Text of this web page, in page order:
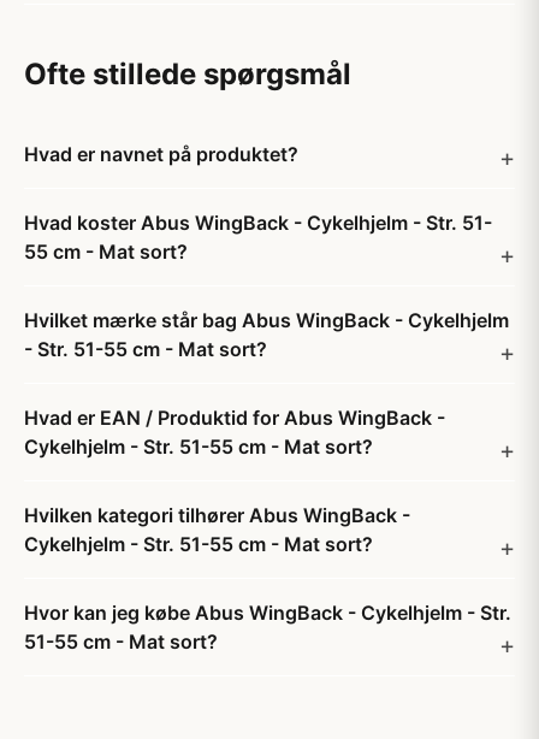
Ofte stillede spørgsmål
Hvad er navnet på produktet?
Hvad koster Abus WingBack - Cykelhjelm - Str. 51-
55 cm - Mat sort?
Hvilket mærke står bag Abus WingBack - Cykelhjelm
- Str. 51-55 cm - Mat sort?
Hvad er EAN / Produktid for Abus WingBack -
Cykelhjelm - Str. 51-55 cm - Mat sort?
Hvilken kategori tilhører Abus WingBack -
Cykelhjelm - Str. 51-55 cm - Mat sort?
Hvor kan jeg købe Abus WingBack - Cykelhjelm - Str.
51-55 cm - Mat sort?